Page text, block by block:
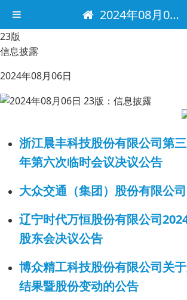
2024年08月06日 电子报
23版
信息披露
2024年08月06日
浙江晨丰科技股份有限公司第
年第六次临时会议决议公告
大众交通（集团）股份有限公司
辽宁时代万恒股份有限公司
股东会决议公告
博众精工科技股份有限公司关
结果暨股份变动的公告